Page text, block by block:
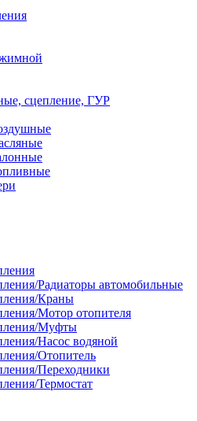
сцепление, ГУР
Радиаторы автомобильные
Краны
Мотор отопителя
Муфты
Насос водяной
Отопитель
Переходники
Термостат